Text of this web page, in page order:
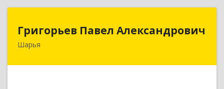
Григорьев Павел Александрович
Шарья157505, Костромская область, город Шарья,